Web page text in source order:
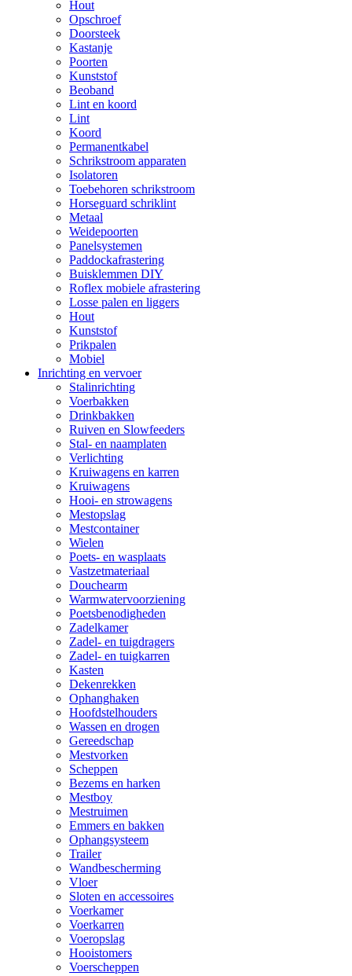
Hout
Opschroef
Doorsteek
Kastanje
Poorten
Kunststof
Beoband
Lint en koord
Lint
Koord
Permanentkabel
Schrikstroom apparaten
Isolatoren
Toebehoren schrikstroom
Horseguard schriklint
Metaal
Weidepoorten
Panelsystemen
Paddockafrastering
Buisklemmen DIY
Roflex mobiele afrastering
Losse palen en liggers
Hout
Kunststof
Prikpalen
Mobiel
Inrichting en vervoer
Stalinrichting
Voerbakken
Drinkbakken
Ruiven en Slowfeeders
Stal- en naamplaten
Verlichting
Kruiwagens en karren
Kruiwagens
Hooi- en strowagens
Mestopslag
Mestcontainer
Wielen
Poets- en wasplaats
Vastzetmateriaal
Douchearm
Warmwatervoorziening
Poetsbenodigheden
Zadelkamer
Zadel- en tuigdragers
Zadel- en tuigkarren
Kasten
Dekenrekken
Ophanghaken
Hoofdstelhouders
Wassen en drogen
Gereedschap
Mestvorken
Scheppen
Bezems en harken
Mestboy
Mestruimen
Emmers en bakken
Ophangsysteem
Trailer
Wandbescherming
Vloer
Sloten en accessoires
Voerkamer
Voerkarren
Voeropslag
Hooistomers
Voerscheppen